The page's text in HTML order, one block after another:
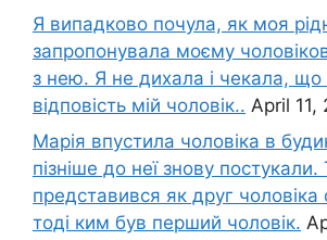
Я випадково почула, як моя
запропонувала моєму
з нею. Я не дихала і чекала, що
відповість мій чоловік.. April 11,
Марія впустила чоловіка в
пізніше до неї знову постукали.
представився як друг
тоді ким був перший чоловік.